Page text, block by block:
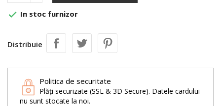
 In stoc furnizor
Distribuie
Politica de securitate
Plăți securizate (SSL & 3D Secure). Datele cardului
nu sunt stocate la noi.